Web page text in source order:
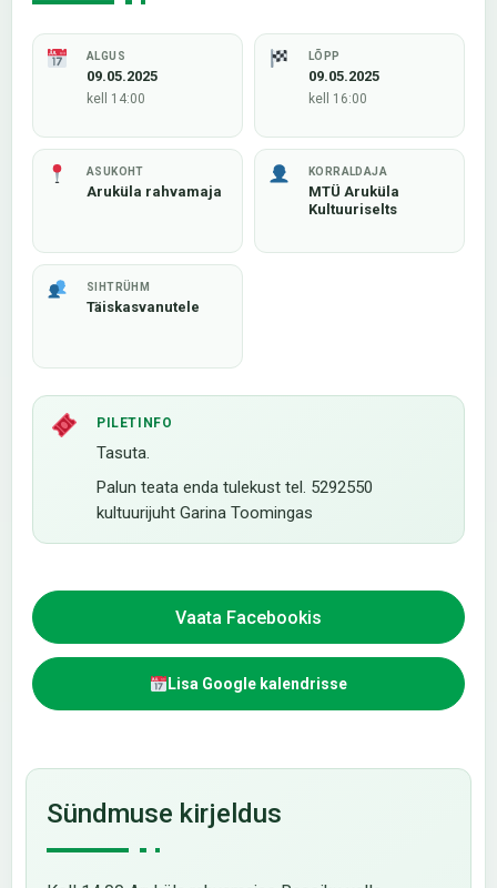
ALGUS
09.05.2025
kell 14:00
LÕPP
09.05.2025
kell 16:00
ASUKOHT
Aruküla rahvamaja
KORRALDAJA
MTÜ Aruküla
Kultuuriselts
SIHTRÜHM
Täiskasvanutele
PILETINFO
Tasuta.
Palun teata enda tulekust tel. 5292550
kultuurijuht Garina Toomingas
Vaata Facebookis
Lisa Google kalendrisse
Sündmuse kirjeldus